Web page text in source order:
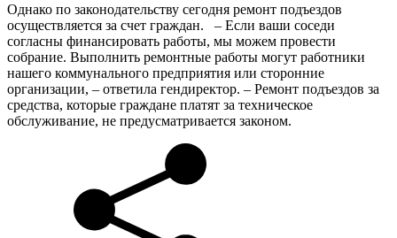
Однако по законодательству сегодня ремонт подъездов
осуществляется за счет граждан. – Если ваши соседи
согласны финансировать работы, мы можем провести
собрание. Выполнить ремонтные работы могут работники
нашего коммунального предприятия или сторонние
организации, – ответила гендиректор. – Ремонт подъездов за
средства, которые граждане платят за техническое
обслуживание, не предусматривается законом.